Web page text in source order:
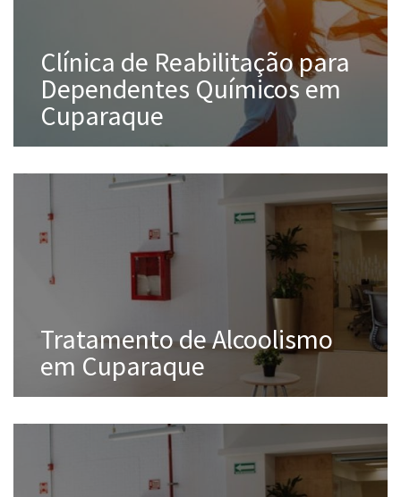
Clínica de Reabilitação para
Dependentes Químicos em
Cuparaque
Tratamento de Alcoolismo
em Cuparaque